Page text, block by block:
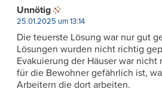
Unnötig
25.01.2025 um 13:14
Die teuerste Lösung war nur gut
Lösungen wurden nicht richtig
Evakuierung der Häuser war
für die Bewohner gefährlich ist,
Arbeitern die dort arbeiten.